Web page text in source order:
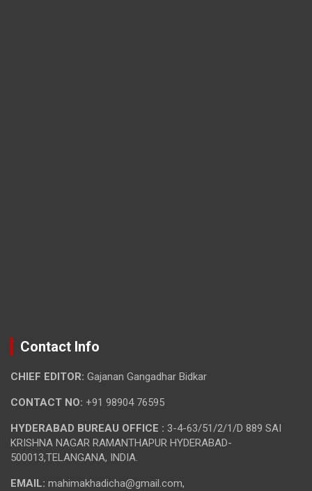
Contact Info
CHIEF EDITOR: Gajanan Gangadhar Bidkar
CONTACT NO: +91 98904 76595
HYDERABAD BUREAU OFFICE : 3-4-63/51/2/1/D 889 SAI
KRISHNA NAGAR RAMANTHAPUR HYDERABAD-
500013,TELANGANA, INDIA.
EMAIL: mahimakhadicha@gmail.com,